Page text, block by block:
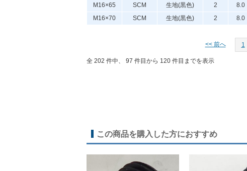
M16×65
SCM 生地(黒色) 2 8.0
M16×70
SCM 生地(黒色) 2 8.0
<< 前へ 1
全 202 件中、 97 件目から 120 件目までを表示
この商品を購入した方におすすめ